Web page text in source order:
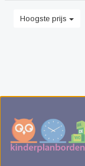
Hoogste prijs